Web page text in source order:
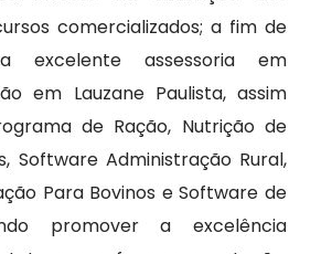
comercializados; a fim de
excelente assessoria em
em Lauzane Paulista, assim
de Ração, Nutrição de
Software Administração Rural,
Para Bovinos e Software de
promover a excelência